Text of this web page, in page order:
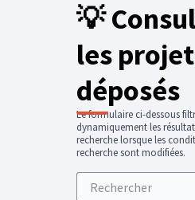
💡
les
déposés
Le formulaire ci-dessous
dynamiquement les
recherche lorsque les
recherche sont modifiées.